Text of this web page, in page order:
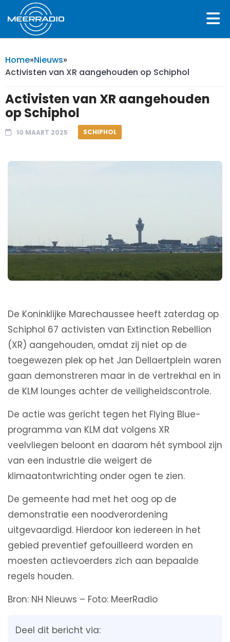
Home»Nieuws»
Activisten van XR aangehouden op Schiphol
Activisten van XR aangehouden
op Schiphol
10 MAART 2025 SCHIPHOL
De Koninklijke Marechaussee heeft zaterdag op
Schiphol 67 activisten van Extinction Rebellion
(XR) aangehouden, omdat zij niet op de
toegewezen plek op het Jan Dellaertplein waren
gaan demonstreren maar in de vertrekhal en in
de KLM lounges achter de veiligheidscontrole.
De actie was gericht tegen het Flying Blue-
programma van KLM dat volgens XR
veelvliegen beloont en daarom hét symbool zijn
van een industrie die weigert de
klimaatontwrichting onder ogen te zien.
De gemeente had met het oog op de
demonstratie een noodverordening
uitgevaardigd. Hierdoor kon iedereen in het
gebied preventief gefouilleerd worden en
moesten actievoerders zich aan bepaalde
regels houden.
Bron: NH Nieuws – Foto: MeerRadio
Deel dit bericht via: